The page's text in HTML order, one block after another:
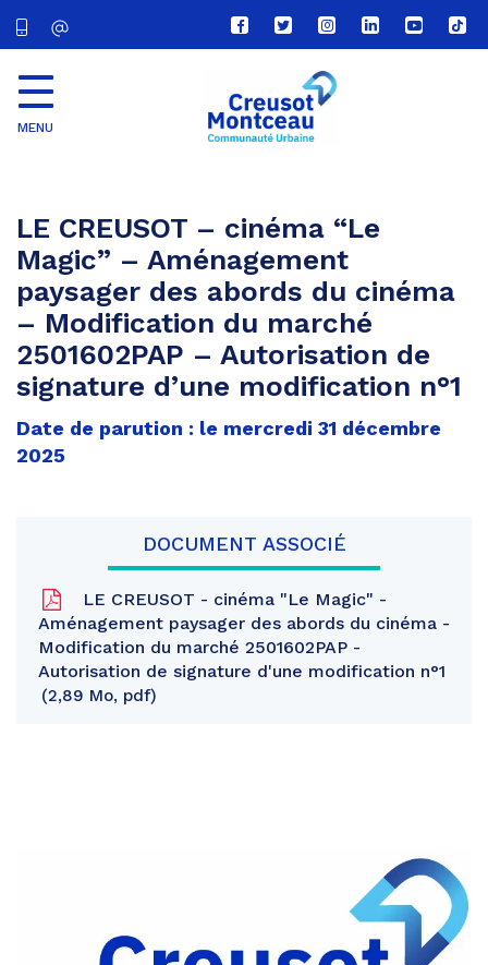
Lien
vers
compte
Facebook
Lien
vers
compte
Twitter
Lien
vers
le
compte
Lien
vers
Lien
vers
Lien
vers
MENU
LE CREUSOT – cinéma “Le
Magic” – Aménagement
paysager des abords du cinéma
– Modification du marché
2501602PAP – Autorisation de
signature d’une modification n°1
Date de parution : le mercredi 31 décembre
2025
DOCUMENT ASSOCIÉ
LE CREUSOT - cinéma "Le Magic" -
Aménagement paysager des abords du cinéma -
Modification du marché 2501602PAP -
Autorisation de signature d'une modification n°1
2,89 Mo, pdf
Facebook
Partager